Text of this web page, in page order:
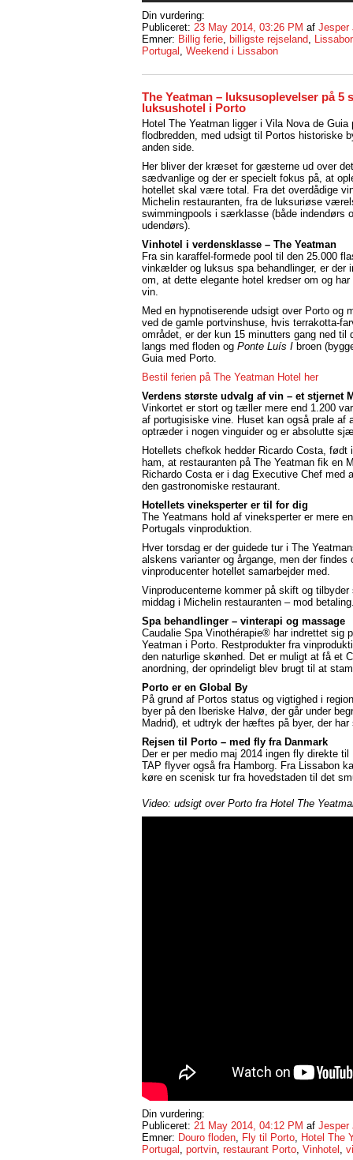
Din vurdering:
Publiceret: 23 May 2014, 03:26 PM af Jesper
Emner: Billig ferie, billigste rejseland,
Portugal , Weekend i Lissabon
The Yeatman – luksusoplevelser på 5
luksushotel i Porto
Hotel The Yeatman ligger i Vila Nova de Guia
flodbredden, med udsigt til Portos historiske
anden side.
Her bliver der kræset for gæsterne ud over det
sædvanlige og der er specielt fokus på, at
hotellet skal være total. Fra det overdådige
Michelin restauranten, fra de luksuriøse
swimmingpools i særklasse (både indendørs
udendørs).
Vinhotel i verdensklasse – The Yeatman
Fra sin karaffel-formede pool til den 25.000
vinkælder og luksus spa behandlinger, er der
om, at dette elegante hotel kredser om og
vin.
Med en hypnotiserende udsigt over Porto og
ved de gamle portvinshuse, hvis terrakotta-
området, er der kun 15 minutters gang ned til
langs med floden og Ponte Luís I broen
Guia med Porto.
Bestil ferien på The Yeatman Hotel her
Verdens største udvalg af vin – et stjernet
Vinkortet er stort og tæller mere end 1.200
af portugisiske vine. Huset kan også prale af
optræder i nogen vinguider og er absolutte
Hotellets chefkok hedder Ricardo Costa,
ham, at restauranten på The Yeatman fik en
Richardo Costa er i dag Executive Chef
den gastronomiske restaurant.
Hotellets vineksperter er til for dig
The Yeatmans hold af vineksperter er mere
Portugals vinproduktion.
Hver torsdag er der guidede tur i The
alskens varianter og årgange, men der
vinproducenter hotellet samarbejder med.
Vinproducenterne kommer på skift og
middag i Michelin restauranten – mod
Spa behandlinger – vinterapi og massage
Caudalie Spa Vinothérapie® har indrettet sig
Yeatman i Porto. Restprodukter fra
den naturlige skønhed. Det er muligt at få et
anordning, der oprindeligt blev brugt til at
Porto er en Global By
På grund af Portos status og vigtighed i
byer på den Iberiske Halvø, der går under
Madrid), et udtryk der hæftes på byer, der
Rejsen til Porto – med fly fra Danmark
Der er per medio maj 2014 ingen fly direkte
TAP flyver også fra Hamborg. Fra Lissabon
køre en scenisk tur fra hovedstaden til det
Video: udsigt over Porto fra Hotel The
Din vurdering:
Publiceret: 21 May 2014, 04:12 PM af Jesper
Emner: Douro floden, Fly til Porto, Hotel The
Portugal , portvin, restaurant Porto, Vinhotel ,